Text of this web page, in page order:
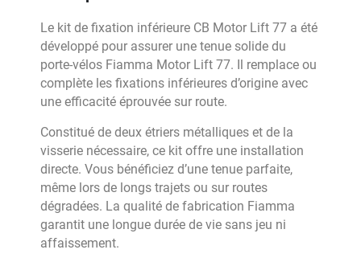
Le kit de fixation inférieure CB Motor Lift 77 a été
développé pour assurer une tenue solide du
porte-vélos Fiamma Motor Lift 77. Il remplace ou
complète les fixations inférieures d’origine avec
une efficacité éprouvée sur route.
Constitué de deux étriers métalliques et de la
visserie nécessaire, ce kit offre une installation
directe. Vous bénéficiez d’une tenue parfaite,
même lors de longs trajets ou sur routes
dégradées. La qualité de fabrication Fiamma
garantit une longue durée de vie sans jeu ni
affaissement.